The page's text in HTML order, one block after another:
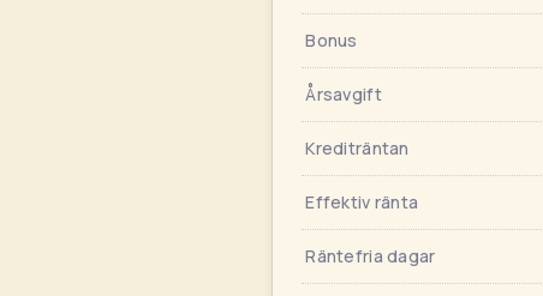
Bonus
Årsavgift
Krediträntan
Effektiv ränta
Räntefria dagar